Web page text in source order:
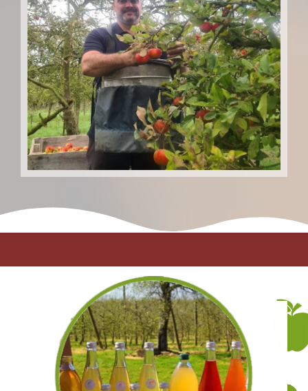
NOTRE GAMME